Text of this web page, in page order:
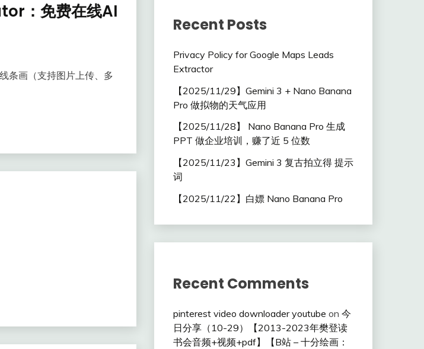
：免费在线AI
画（支持图片上传、多
Recent Posts
Privacy Policy for Google Maps Leads
Extractor
【2025/11/29】Gemini 3 + Nano Banana
Pro 做拟物的天气应用
【2025/11/28】 Nano Banana Pro 生成
PPT 做企业培训，赚了近 5 位数
【2025/11/23】Gemini 3 复古拍立得 提示
词
【2025/11/22】白嫖 Nano Banana Pro
Recent Comments
pinterest video downloader youtube on 今
日分享（10-29）【2013-2023年樊登读
书会音频+视频+pdf】【B站 – 十分绘画：